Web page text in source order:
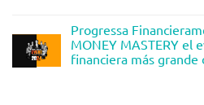
Progressa
MONEY MASTERY el
financiera más grande